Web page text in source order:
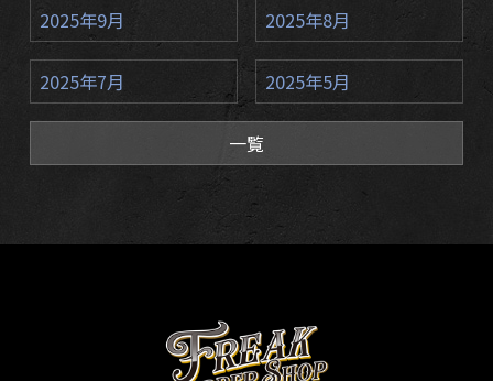
2025年9月 2025年8月
2025年7月 2025年5月
一覧